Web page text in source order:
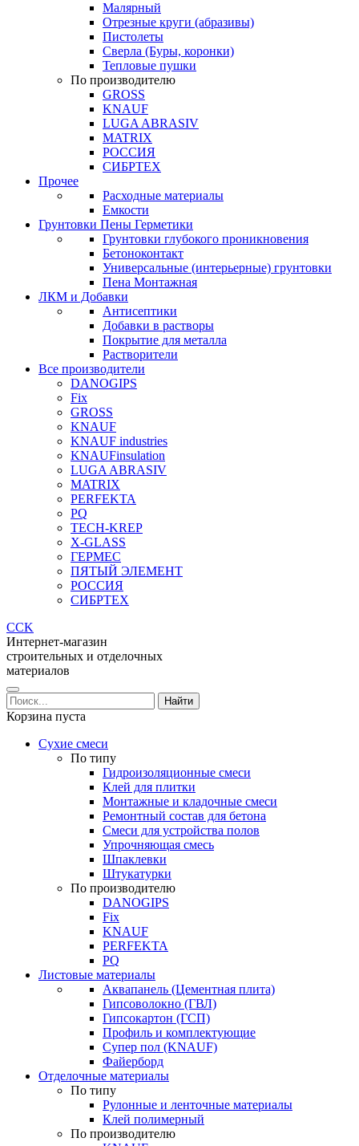
Малярный
Отрезные круги (абразивы)
Пистолеты
Сверла (Буры, коронки)
Тепловые пушки
По производителю
GROSS
KNAUF
LUGA ABRASIV
MATRIX
РОССИЯ
СИБРТЕХ
Прочее
Расходные материалы
Емкости
Грунтовки Пены Герметики
Грунтовки глубокого проникновения
Бетоноконтакт
Универсальные (интерьерные) грунтовки
Пена Монтажная
ЛКМ и Добавки
Антисептики
Добавки в растворы
Покрытие для металла
Растворители
Все производители
DANOGIPS
Fix
GROSS
KNAUF
KNAUF industries
KNAUFinsulation
LUGA ABRASIV
MATRIX
PERFEKTA
PQ
TECH-KREP
X-GLASS
ГЕРМЕС
ПЯТЫЙ ЭЛЕМЕНТ
РОССИЯ
СИБРТЕХ
CCK
Интернет-магазин
строительных и отделочных
материалов
Корзина пуста
Сухие смеси
По типу
Гидроизоляционные смеси
Клей для плитки
Монтажные и кладочные смеси
Ремонтный состав для бетона
Смеси для устройства полов
Упрочняющая смесь
Шпаклевки
Штукатурки
По производителю
DANOGIPS
Fix
KNAUF
PERFEKTA
PQ
Листовые материалы
Аквапанель (Цементная плита)
Гипсоволокно (ГВЛ)
Гипсокартон (ГСП)
Профиль и комплектующие
Супер пол (KNAUF)
Файерборд
Отделочные материалы
По типу
Рулонные и ленточные материалы
Клей полимерный
По производителю